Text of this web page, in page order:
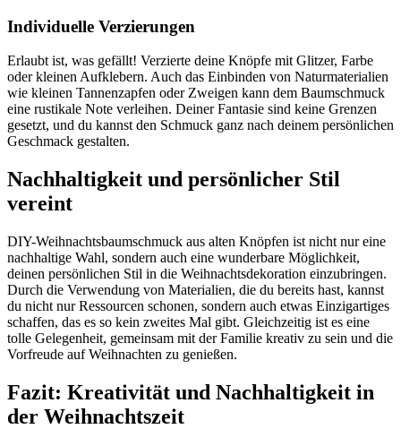
Individuelle Verzierungen
Erlaubt ist, was gefällt! Verzierte deine Knöpfe mit Glitzer, Farbe
oder kleinen Aufklebern. Auch das Einbinden von Naturmaterialien
wie kleinen Tannenzapfen oder Zweigen kann dem Baumschmuck
eine rustikale Note verleihen. Deiner Fantasie sind keine Grenzen
gesetzt, und du kannst den Schmuck ganz nach deinem persönlichen
Geschmack gestalten.
Nachhaltigkeit und persönlicher Stil
vereint
DIY-Weihnachtsbaumschmuck aus alten Knöpfen ist nicht nur eine
nachhaltige Wahl, sondern auch eine wunderbare Möglichkeit,
deinen persönlichen Stil in die Weihnachtsdekoration einzubringen.
Durch die Verwendung von Materialien, die du bereits hast, kannst
du nicht nur Ressourcen schonen, sondern auch etwas Einzigartiges
schaffen, das es so kein zweites Mal gibt. Gleichzeitig ist es eine
tolle Gelegenheit, gemeinsam mit der Familie kreativ zu sein und die
Vorfreude auf Weihnachten zu genießen.
Fazit: Kreativität und Nachhaltigkeit in
der Weihnachtszeit